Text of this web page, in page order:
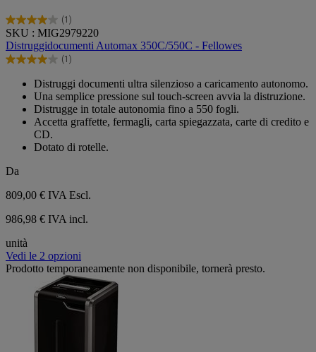
(1)
4.0
su
5
stelle.
recensione
SKU : MIG2979220
Distruggidocumenti Automax 350C/550C - Fellowes
(1)
4.0
stelle.
recensione
Distruggi documenti ultra silenzioso a caricamento autonomo.
Una semplice pressione sul touch-screen avvia la distruzione.
Distrugge in totale autonomia fino a 550 fogli.
Accetta graffette, fermagli, carta spiegazzata, carte di credito e
CD.
Dotato di rotelle.
Da
809,00 € IVA Escl.
986,98 € IVA incl.
unità
Vedi le 2 opzioni
Prodotto temporaneamente non disponibile, tornerà presto.